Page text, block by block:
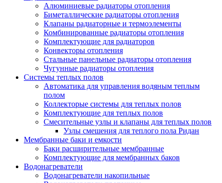
Алюминиевые радиаторы отопления
Биметаллические радиаторы отопления
Клапаны радиаторные и термоэлементы
Комбинированные радиаторы отопления
Комплектующие для радиаторов
Конвекторы отопления
Стальные панельные радиаторы отопления
Чугунные радиаторы отопления
Системы теплых полов
Автоматика для управления водяным теплым
полом
Коллекторые системы для теплых полов
Комплектующие для теплых полов
Смесительные узлы и клапаны для теплых полов
Узлы смешения для теплого пола Ридан
Мембранные баки и емкости
Баки расширительные мембранные
Комплектующие для мембранных баков
Водонагреватели
Водонагреватели накопильные